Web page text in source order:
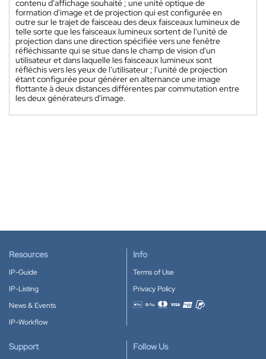
contenu d'affichage souhaité ; une unité optique de
formation d'image et de projection qui est configurée en
outre sur le trajet de faisceau des deux faisceaux lumineux de
telle sorte que les faisceaux lumineux sortent de l'unité de
projection dans une direction spécifiée vers une fenêtre
réfléchissante qui se situe dans le champ de vision d'un
utilisateur et dans laquelle les faisceaux lumineux sont
réfléchis vers les yeux de l'utilisateur ; l'unité de projection
étant configurée pour générer en alternance une image
flottante à deux distances différentes par commutation entre
les deux générateurs d'image.
Resources
IP-Guide
IP-Listing
News & Events
IP-Workflow
Info
Terms of Use
Privacy Policy
Accepted payment methods
Support Follow Us